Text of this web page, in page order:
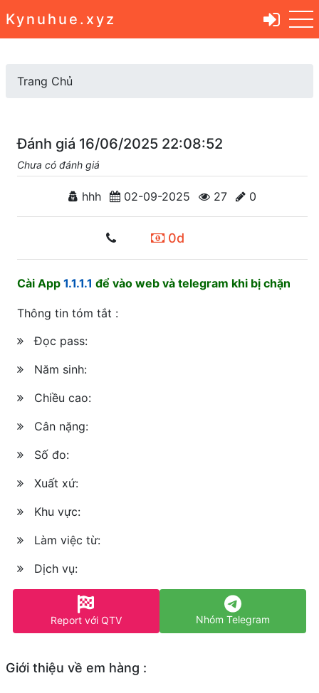
Kynuhue.xyz
Trang Chủ
Đánh giá 16/06/2025 22:08:52
Chưa có đánh giá
hhh 02-09-2025 27 0
0d
Cài App 1.1.1.1 để vào web và telegram khi bị chặn
Thông tin tóm tắt :
Đọc pass:
Năm sinh:
Chiều cao:
Cân nặng:
Số đo:
Xuất xứ:
Khu vực:
Làm việc từ:
Dịch vụ:
Report với QTV Nhóm Telegram
Giới thiệu về em hàng :